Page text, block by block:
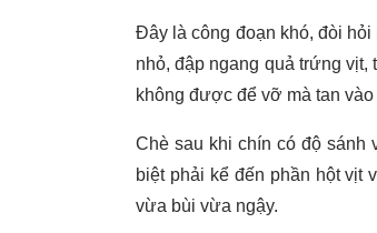
Đây là công đoạn khó, đòi
nhỏ, đập ngang quả trứng vịt,
không được để vỡ mà tan
Chè sau khi chín có độ
biệt phải kể đến phần hột vịt
vừa bùi vừa ngậy.